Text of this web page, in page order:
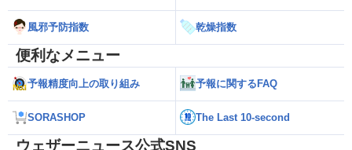
風邪予防指数 乾燥指数
便利なメニュー
予報精度向上の取り組み 予報に関するFAQ
SORASHOP The Last 10-second
ウェザーニュース公式SNS